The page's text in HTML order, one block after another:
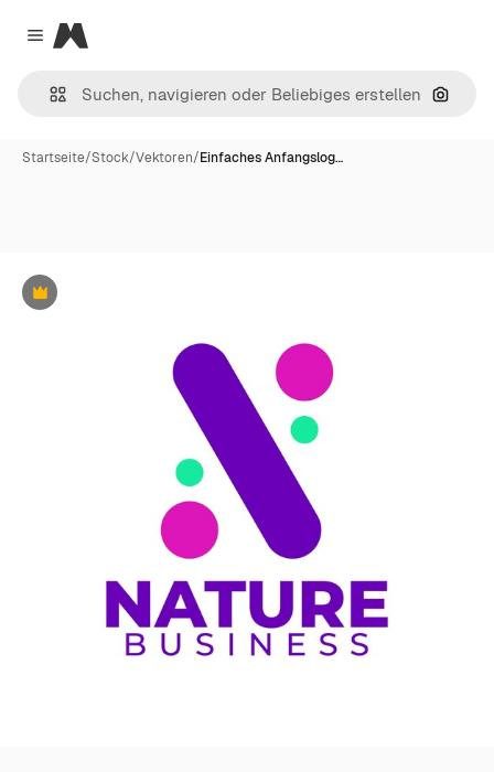
Close menu
Magnific
Nach
Startseite/Stock/Vektoren/Einfaches Anfangslog…
Premium